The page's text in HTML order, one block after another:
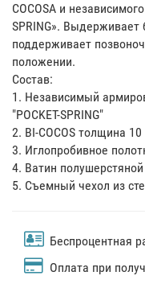
COCOSA и
SPRING».
поддерживает
положении.
Состав:
1. Независимый
"POCKET-SPRING"
2. BI-COCOS толщина
3. Иглопробивное
4. Ватин
5. Съемный чехол из
Беспроцентная
Оплата при